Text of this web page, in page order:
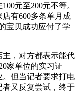
元至200元不等。
有600多条单月成
宝贝成功应付了学
主，对方都表示能代
家单位的实习证
。但当记者要求打电
者又反复尝试，终于